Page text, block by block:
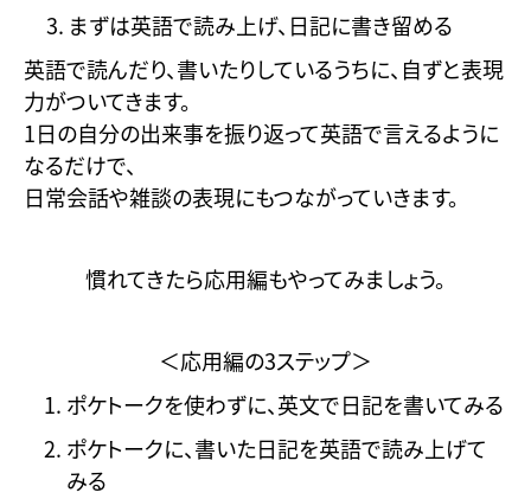
まずは英語で読み上げ、日記に書き留める
英語で読んだり、書いたりしているうちに、自ずと表現
力がついてきます。
1日の自分の出来事を振り返って英語で言えるように
なるだけで、
日常会話や雑談の表現にもつながっていきます。
慣れてきたら応用編もやってみましょう。
＜応用編の3ステップ＞
ポケトークを使わずに、英文で日記を書いてみる
ポケトークに、書いた日記を英語で読み上げて
みる